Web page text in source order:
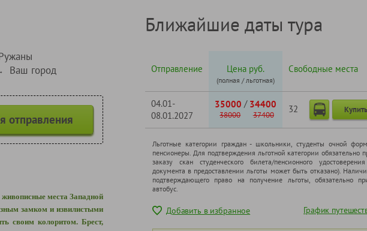
Ваш город
отправления
места Западной
замком и извилистыми
своим колоритом. Брест,
Ближайшие даты тура
Отправление Цена руб.
(полная / льготная)
Свободные места
04.01-
08.01.2027
35000 / 34400
38000 37400
32
Льготные категории граждан - школьники, cтуденты очной
пенсионеры. Для подтверждения льготной категории обязательно
заказу скан студенческого билета/пенсионного
документа в предоставлении льготы может быть отказано).
подтверждающего право на получение льготы, обязательно
автобус.
Добавить в избранное График